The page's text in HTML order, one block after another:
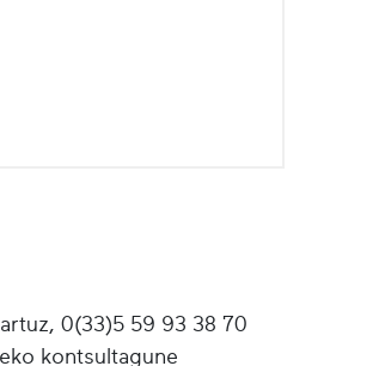
0(33)5 59 93 38 70
kontsultagune